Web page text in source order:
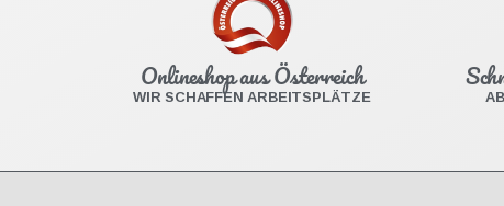
Onlineshop aus Österreich
WIR SCHAFFEN ARBEITSPLÄTZE